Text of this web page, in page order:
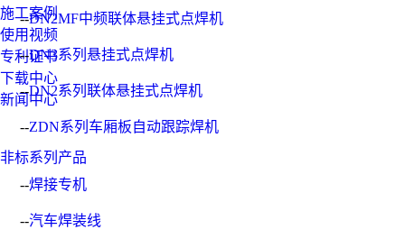
施工案例
使用视频
专利证书
下载中心
新闻中心
--DN2MF中频联体悬挂式点焊机
--DN3系列悬挂式点焊机
--DN2系列联体悬挂式点焊机
--ZDN系列车厢板自动跟踪焊机
非标系列产品
--焊接专机
--汽车焊装线